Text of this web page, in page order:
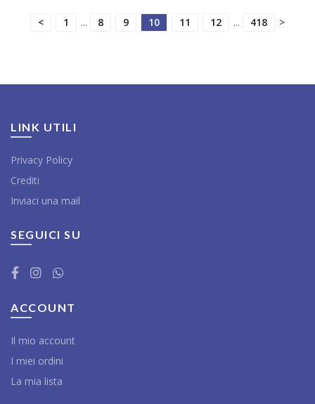
< 1 ... 8 9 10 11 12 ... 418 >
LINK UTILI
Privacy Policy
Crediti
Inviaci una mail
SEGUICI SU
ACCOUNT
Il mio account
I miei ordini
La mia lista